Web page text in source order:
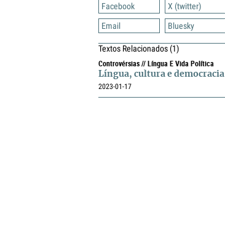
Facebook
X (twitter)
Email
Bluesky
Textos Relacionados(1)
Controvérsias // Língua E Vida Política
Língua, cultura e democracia
2023-01-17